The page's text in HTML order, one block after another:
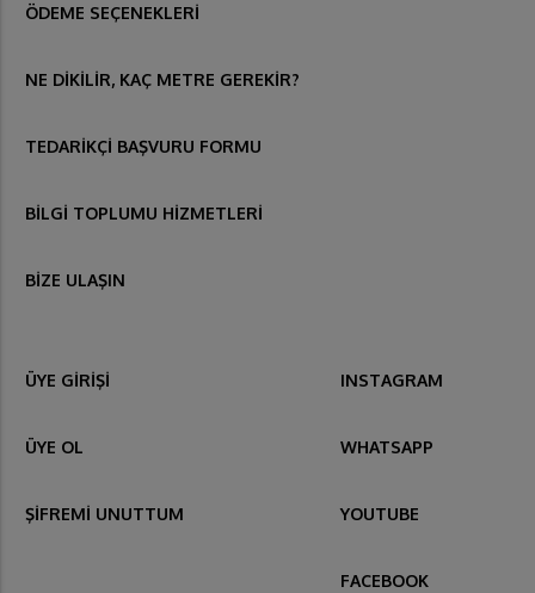
ÖDEME SEÇENEKLERİ
NE DİKİLİR, KAÇ METRE GEREKİR?
TEDARİKÇİ BAŞVURU FORMU
BİLGİ TOPLUMU HİZMETLERİ
BİZE ULAŞIN
ÜYE GİRİŞİ
ÜYE OL
ŞİFREMİ UNUTTUM
INSTAGRAM
WHATSAPP
YOUTUBE
FACEBOOK